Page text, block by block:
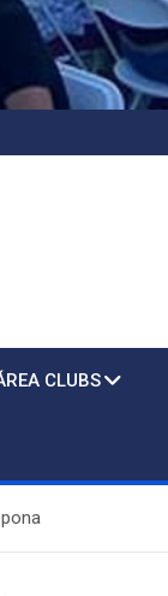
CLUBS